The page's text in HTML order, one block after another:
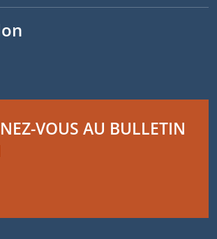
VOUS AU BULLETIN